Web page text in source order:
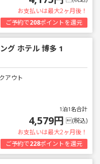
お支払いは最大2ヶ月後！
ご予約で208ポイントを還元
グ ホテル 博多 1
アウト
1泊1名合計
4,579円 (税込)
お支払いは最大2ヶ月後！
ご予約で228ポイントを還元